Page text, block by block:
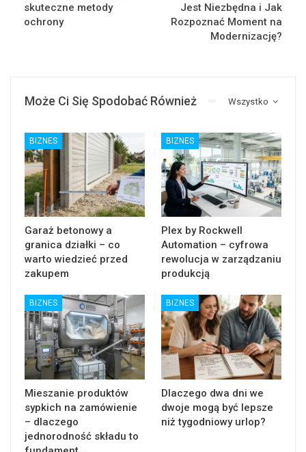
skuteczne metody
ochrony
Jest Niezbędna i Jak
Rozpoznać Moment na
Modernizację?
Wszystko
Może Ci Się Spodobać Również
BIZNES
Garaż betonowy a
granica działki – co
warto wiedzieć przed
zakupem
BIZNES
Plex by Rockwell
Automation – cyfrowa
rewolucja w zarządzaniu
produkcją
BIZNES
Mieszanie produktów
sypkich na zamówienie
– dlaczego
jednorodność składu to
BIZNES
Dlaczego dwa dni we
dwoje mogą być lepsze
niż tygodniowy urlop?